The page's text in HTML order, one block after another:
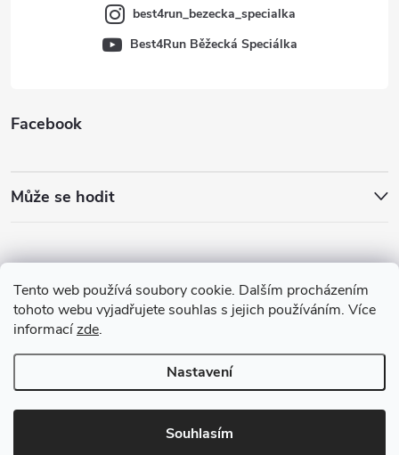
Tento web používá soubory cookie. Dalším procházením
tohoto webu vyjadřujete souhlas s jejich používáním. Více
informacízde.
Nastavení
Souhlasím
Facebook
Může se hodit
best4run_bezecka_specialka
Best4Run Běžecká Speciálka
Copyright 2026Best4Run Běžecká speciálka. Všechna práva vyhrazena.